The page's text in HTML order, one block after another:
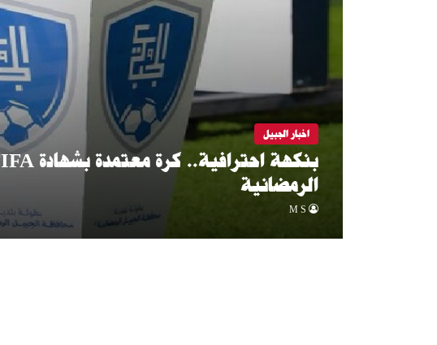
اخبار الجبيل
الرمضانية
M S